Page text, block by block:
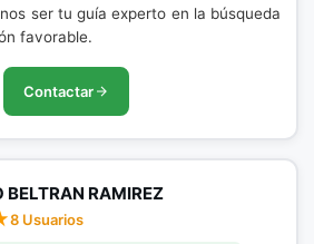
ser tu guía experto en la búsqueda
favorable.
Contactar
BELTRAN RAMIREZ
8 Usuarios